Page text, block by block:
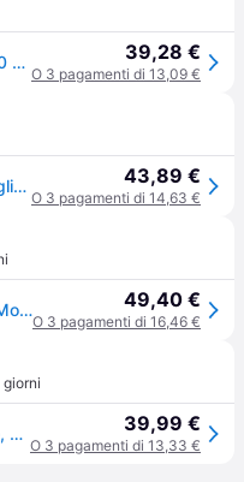
TRIXIE Box portapacchi in nylon 60 x 50 x 50 cm 7 kg 39,28 €
O 3 pagamenti di 13,09 €
Trasportino Kennel Basic Trixie Taglia S - Kennel cane - Trasportino cane - 1° ORDINE? scegli tra BZR5 - BZR20 + 200 pt fedeltà 43,89 €
O 3 pagamenti di 14,63 €
TRIXIE Trasportino Cane Casetta Mobile S 49,40 €
O 3 pagamenti di 16,46 €
Trixie Cuccia morbida Basic (Cane, Lavabile, Pieghevole), Trasporto animali 39,99 €
O 3 pagamenti di 13,33 €